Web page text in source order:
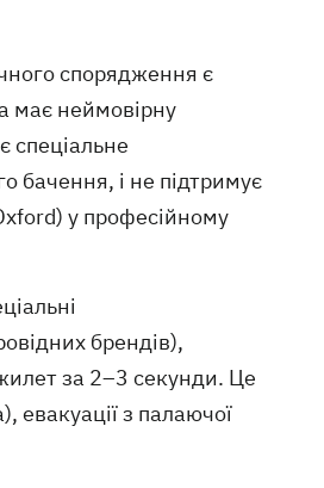
спорядження є
має неймовірну
спеціальне
бачення, і не підтримує
у професійному
брендів),
за 2–3 секунди. Це
евакуації з палаючої